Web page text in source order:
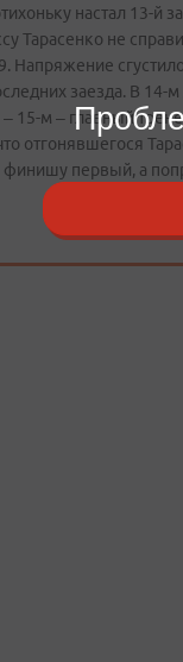
настал 13-й
Тарасенко не
Напряжение
заезда. В 14-м
м – главный
отгонявшегося
финишу первый, а